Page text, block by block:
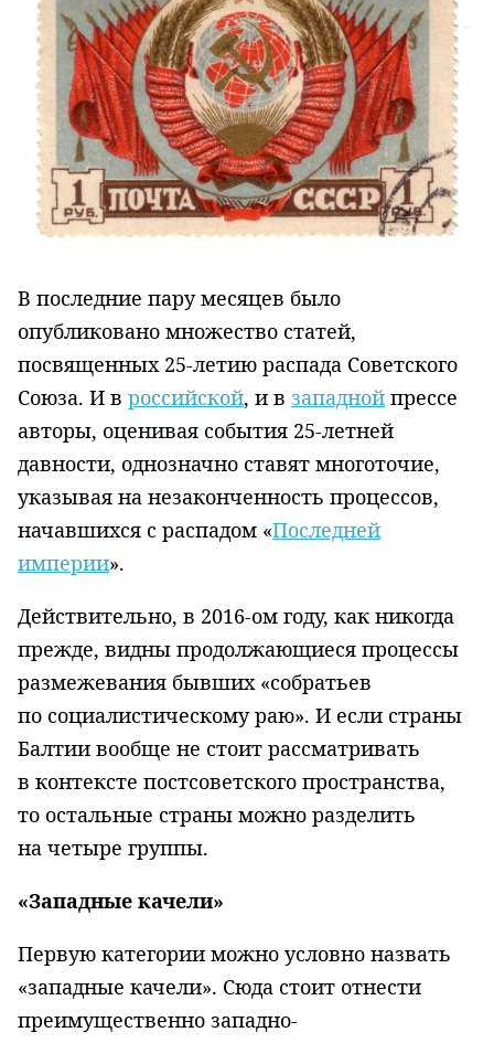
В последние пару месяцев было
опубликовано множество статей,
посвященных 25-летию распада Советского
Союза. И в российской, и в западной прессе
авторы, оценивая события 25-летней
давности, однозначно ставят многоточие,
указывая на незаконченность процессов,
начавшихся с распадом «Последней
империи».
Действительно, в 2016-ом году, как никогда
прежде, видны продолжающиеся процессы
размежевания бывших «собратьев
по социалистическому раю». И если страны
Балтии вообще не стоит рассматривать
в контексте постсоветского пространства,
то остальные страны можно разделить
на четыре группы.
«Западные качели»
Первую категории можно условно назвать
«западные качели». Сюда стоит отнести
преимущественно западно-